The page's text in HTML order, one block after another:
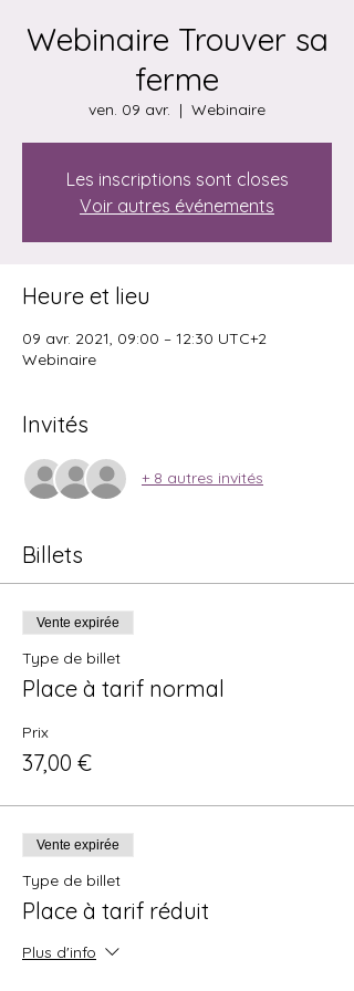
Webinaire Trouver sa
ferme
ven. 09 avr.
  |
Webinaire
Les inscriptions sont closes
Voir autres événements
Heure et lieu
09 avr. 2021, 09:00 – 12:30 UTC+2
Webinaire
Invités
+ 8 autres invités
Billets
Vente expirée
Type de billet
Place à tarif normal
Prix
37,00 €
Vente expirée
Type de billet
Place à tarif réduit
Plus d'info